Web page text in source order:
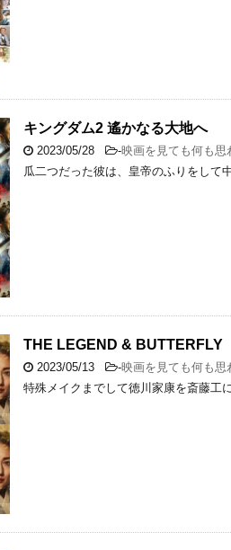
キングダム2 遙かなる大地へ
2023/05/28 -映画を見ても何も思
瓜二つだった彼は、皇帝のふりをして
THE LEGEND & BUTTERFLY
2023/05/13 -映画を見ても何も思
特殊メイクまでして徳川家康を斎藤工